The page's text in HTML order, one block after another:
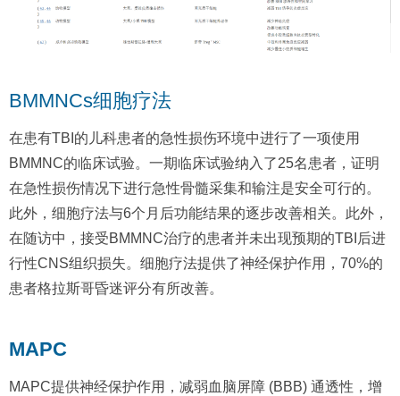
BMMNCs细胞疗法
在患有TBI的儿科患者的急性损伤环境中进行了一项使用
BMMNC的临床试验。一期临床试验纳入了25名患者，证明
在急性损伤情况下进行急性骨髓采集和输注是安全可行的。
此外，细胞疗法与6个月后功能结果的逐步改善相关。此外，
在随访中，接受BMMNC治疗的患者并未出现预期的TBI后进
行性CNS组织损失。细胞疗法提供了神经保护作用，70%的
患者格拉斯哥昏迷评分有所改善。
MAPC
MAPC提供神经保护作用，减弱血脑屏障 (BBB) 通透性，增